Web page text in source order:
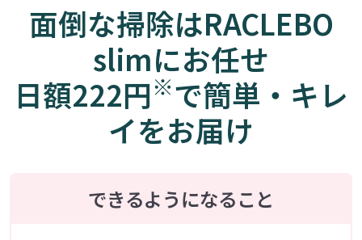
面倒な掃除はRACLEBO
slimにお任せ
日額222円※で簡単・キレ
イをお届け
できるようになること